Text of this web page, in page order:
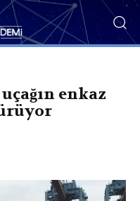
enkaz